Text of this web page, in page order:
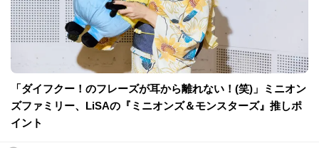
「ダイフクー！のフレーズが耳から離れない！(笑)」ミニオン
ズファミリー、LiSAの『ミニオンズ＆モンスターズ』推しポ
イント